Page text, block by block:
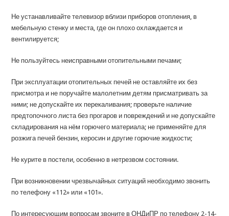
Не устанавливайте телевизор вблизи приборов отопления, в
мебельную стенку и места, где он плохо охлаждается и
вентилируется;
Не пользуйтесь неисправными отопительными печами;
При эксплуатации отопительных печей не оставляйте их без
присмотра и не поручайте малолетним детям присматривать за
ними; не допускайте их перекаливания; проверьте наличие
предтопочного листа без прогаров и повреждений и не допускайте
складирования на нём горючего материала; не применяйте для
розжига печей бензин, керосин и другие горючие жидкости;
Не курите в постели, особенно в нетрезвом состоянии.
При возникновении чрезвычайных ситуаций необходимо звонить
по телефону «112» или «101».
По интересующим вопросам звоните в ОНДиПР по телефону 2-14-